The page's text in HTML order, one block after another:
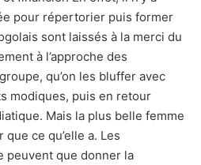
pour répertorier puis former
sont laissés à la merci du
à l’approche des
qu’on les bluffer avec
modiques, puis en retour
Mais la plus belle femme
ce qu’elle a. Les
peuvent que donner la